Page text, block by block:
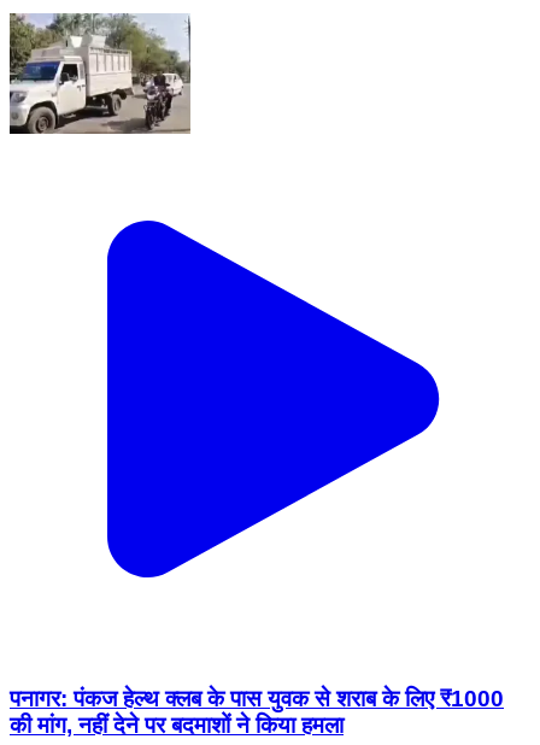
पनागर: पंकज हेल्थ क्लब के पास युवक से शराब के लिए ₹1000
की मांग, नहीं देने पर बदमाशों ने किया हमला